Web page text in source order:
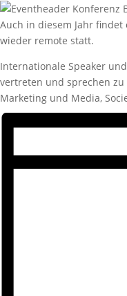
Auch in diesem Jahr
wieder remote statt.
Internationale Speaker
vertreten und sprechen
Marketing und Media,